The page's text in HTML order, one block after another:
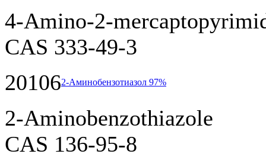
4-Amino-2-
CAS 333-49-3
201062-Аминобензотиазол 97%
2-Aminobenzothiazole
CAS 136-95-8